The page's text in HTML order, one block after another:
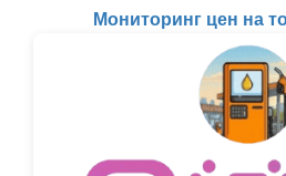
Мониторинг цен на